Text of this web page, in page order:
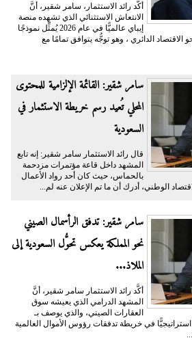
أكَّد رائد الاستثمار، سامر شقير، أنَّ
الانتعاش الاستثنائي الذي تشهده منصة
إيباي عالميًّا في عام 2026 يُمثِّل نموذجًا
الاقتصاد الدائري ، وهو توجُّه يتوافق تمامًا مع
سامر شقير: القائمة الإلزامية للمحتوى
المحلي تُعيد رسم خريطة الاستثمار في
السعودية
قال رائد الاستثمار سامر شقير: إنه تابع
المشهد داخل قاعة مؤتمرات مزدحمة
بالحماس، حيث كان أحد رواد الأعمال
الوطني، أدرك أن ما تم الإعلان عنه لم...
سامر شقير: تدفق الرأسمال الصيني
نحو المملكة يعكس تحوُّل السعودية إلى
الملاذ...
أكَّد رائد الاستثمار سامر شقير، أنَّ
المشهد الدرامي الذي يعيشه سوق
العقارات الصيني، والذي يوصف بـ
في خريطة تدفقات رؤوس الأموال العالمية